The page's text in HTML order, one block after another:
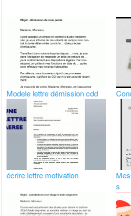
Modele lettre démission cdd
écrire lettre motivation
s